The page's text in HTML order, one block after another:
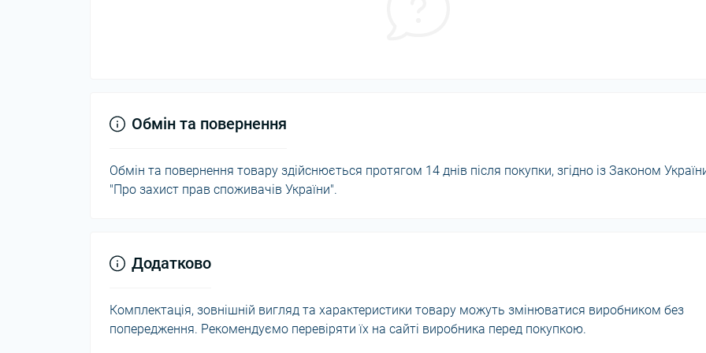
Обмін та повернення
Обмін та повернення товару здійснюється протягом 14 днів після покупки, згідно із Законом
"Про захист прав споживачів України".
Додатково
Комплектація, зовнішній вигляд та характеристики товару можуть змінюватися виробником без
попередження. Рекомендуємо перевіряти їх на сайті виробника перед покупкою.